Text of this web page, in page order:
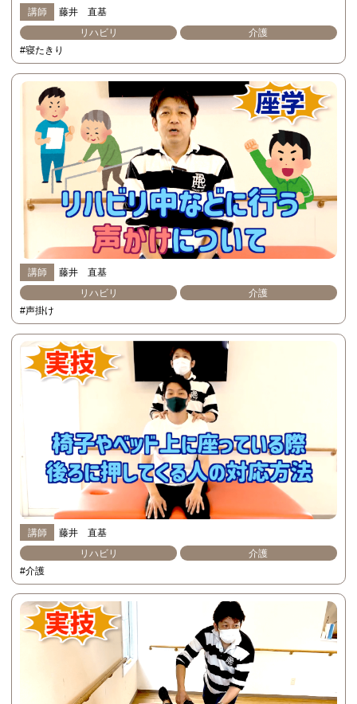
講師
藤井 直基
リハビリ
介護
#寝たきり
講師
藤井 直基
リハビリ
介護
#声掛け
講師
藤井 直基
リハビリ
介護
#介護